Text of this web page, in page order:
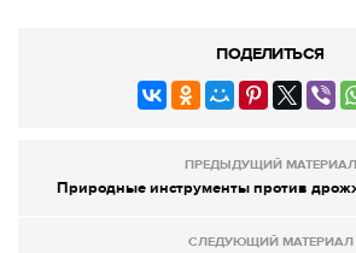
ПОДЕЛИТЬСЯ
ПРЕДЫДУЩИЙ МАТЕРИАЛ
Природные инструменты против
СЛЕДУЮЩИЙ МАТЕРИАЛ